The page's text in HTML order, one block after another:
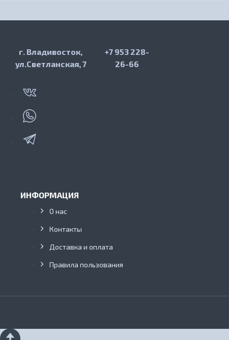
г. Владивосток,
ул.Светланская, 7
+7 953 228-
26-66
ИНФОРМАЦИЯ
О нас
Контакты
Доставка и оплата
Правила пользования